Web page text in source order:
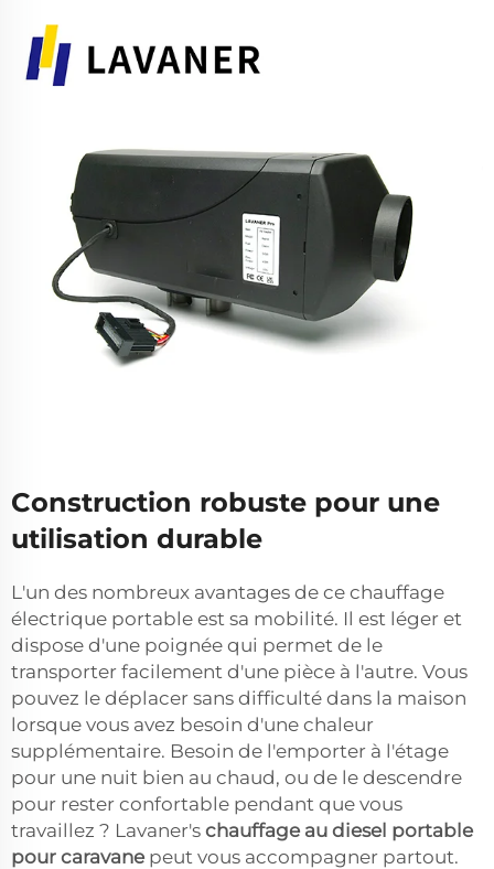
Construction robuste pour une
utilisation durable
L'un des nombreux avantages de ce chauffage
électrique portable est sa mobilité. Il est léger et
dispose d'une poignée qui permet de le
transporter facilement d'une pièce à l'autre. Vous
pouvez le déplacer sans difficulté dans la maison
lorsque vous avez besoin d'une chaleur
supplémentaire. Besoin de l'emporter à l'étage
pour une nuit bien au chaud, ou de le descendre
pour rester confortable pendant que vous
travaillez ? Lavaner's chauffage au diesel portable
pour caravane peut vous accompagner partout.